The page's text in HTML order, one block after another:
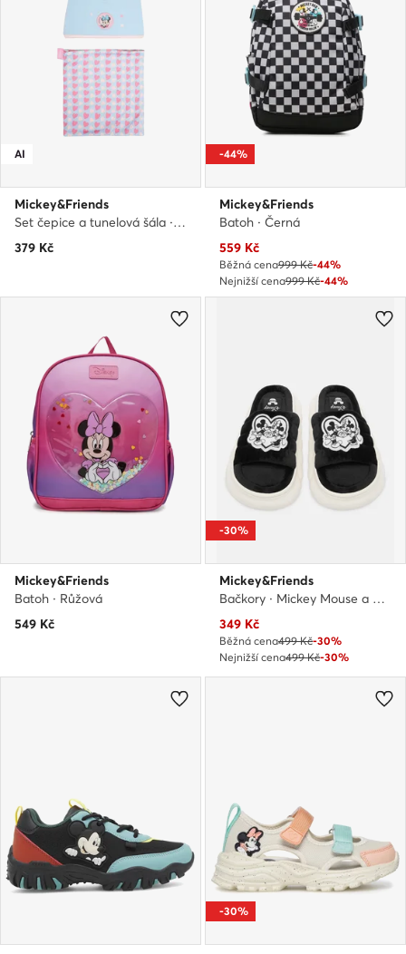
AI
Mickey&Friends
Set čepice a tunelová šála · Modrá
379 Kč
-44%
Mickey&Friends
Batoh · Černá
Aktuální cena
559 Kč
Běžná cena999 Kč-44%
Nejnižší cena999 Kč-44%
Mickey&Friends
Batoh · Růžová
549 Kč
-30%
Mickey&Friends
Bačkory · Mickey Mouse a přátelé · Černá
Aktuální cena
349 Kč
Běžná cena499 Kč-30%
Nejnižší cena499 Kč-30%
-30%